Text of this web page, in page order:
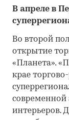
В апреле в
Во второй
открытие
«Планета».
крае
современной
интерьеров.